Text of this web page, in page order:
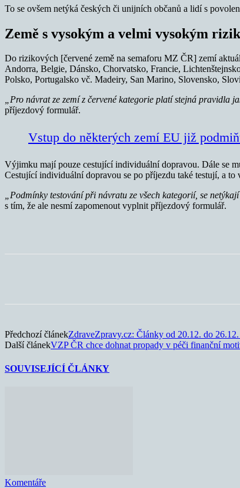
To se ovšem netýká českých či unijních občanů a lidí s
Země s vysokým a velmi vysokým
Do rizikových [červené země na semaforu MZ ČR] zemí
Andorra, Belgie, Dánsko, Chorvatsko, Francie,
Polsko, Portugalsko vč. Madeiry, San Marino, Slovensko,
„Pro návrat ze zemí z červené kategorie platí stejná pravidla
příjezdový formulář.
Vstup do některých zemí EU již
Výjimku mají pouze cestující individuální dopravou. Dále se
Cestující individuální dopravou se po příjezdu také testují, a to
„Podmínky testování při návratu ze všech kategorií, se
s tím, že ale nesmí zapomenout vyplnit příjezdový formulář.
Předchozí článekZdraveZpravy.cz: Články od 20.12. do
Další článekVZP ČR chce dohnat propady v péči finanční
SOUVISEJÍCÍ ČLÁNKY
Komentáře